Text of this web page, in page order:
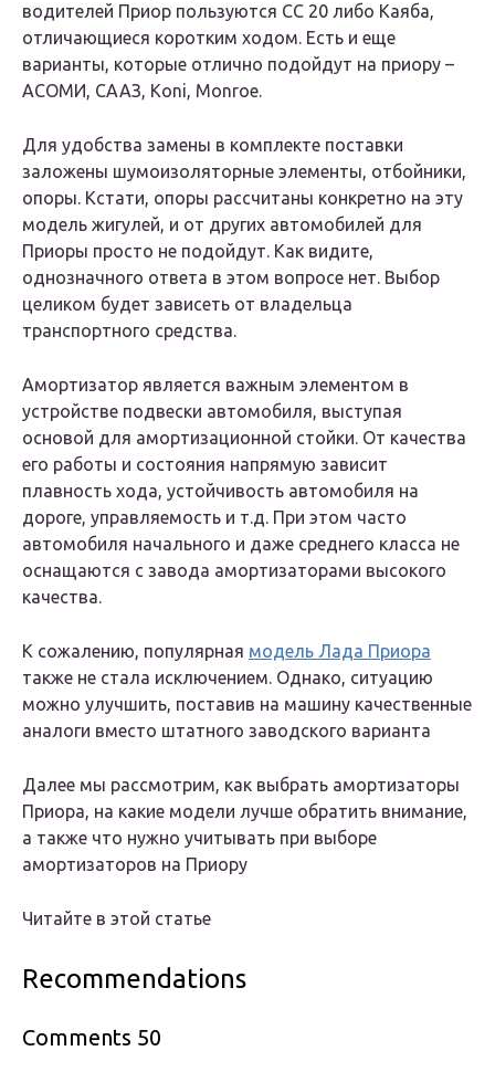
водителей Приор пользуются СС 20 либо Каяба,
отличающиеся коротким ходом. Есть и еще
варианты, которые отлично подойдут на приору –
АСОМИ, СААЗ, Koni, Monroe.
Для удобства замены в комплекте поставки
заложены шумоизоляторные элементы, отбойники,
опоры. Кстати, опоры рассчитаны конкретно на эту
модель жигулей, и от других автомобилей для
Приоры просто не подойдут. Как видите,
однозначного ответа в этом вопросе нет. Выбор
целиком будет зависеть от владельца
транспортного средства.
Амортизатор является важным элементом в
устройстве подвески автомобиля, выступая
основой для амортизационной стойки. От качества
его работы и состояния напрямую зависит
плавность хода, устойчивость автомобиля на
дороге, управляемость и т.д. При этом часто
автомобиля начального и даже среднего класса не
оснащаются с завода амортизаторами высокого
качества.
К сожалению, популярная модель Лада Приора
также не стала исключением. Однако, ситуацию
можно улучшить, поставив на машину качественные
аналоги вместо штатного заводского варианта
Далее мы рассмотрим, как выбрать амортизаторы
Приора, на какие модели лучше обратить внимание,
а также что нужно учитывать при выборе
амортизаторов на Приору
Читайте в этой статье
Recommendations
Comments 50